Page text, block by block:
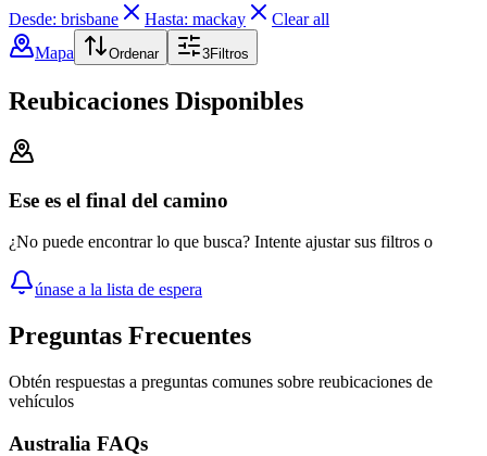
Desde: brisbane Hasta: mackay
Clear all
Mapa
Ordenar 3Filtros
Reubicaciones Disponibles
Ese es el final del camino
¿No puede encontrar lo que busca? Intente ajustar sus filtros o
únase a la lista de espera
Preguntas Frecuentes
Obtén respuestas a preguntas comunes sobre reubicaciones de
vehículos
Australia FAQs